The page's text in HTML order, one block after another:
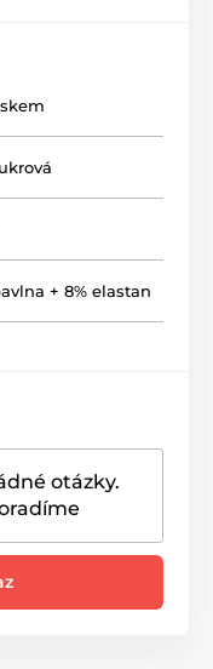
+ 8% elastan
otázky.